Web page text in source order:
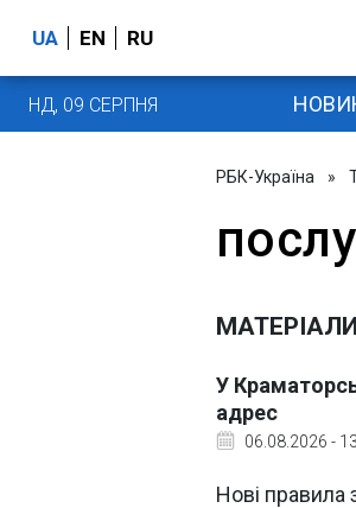
UA EN RU
НД, 09 СЕРПНЯ
РБК-Україна »
У
адрес
06.08.2026 -
Нові правила